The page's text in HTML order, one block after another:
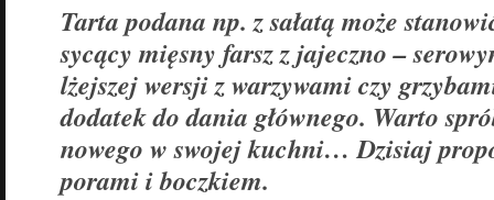
Tarta podana np. z sałatą może
sycący mięsny farsz z jajeczno –
lżejszej wersji z warzywami czy
dodatek do dania głównego. Warto
nowego w swojej kuchni… Dzisiaj
porami i boczkiem.